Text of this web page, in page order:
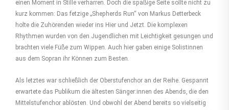
einen Moment in Stille verharren. Doch die spaßige Seite sollte nicht zu
kurz kommen: Das fetzige „Shepherds Run“ von Markus Detterbeck
holte die Zuhörenden wieder ins Hier und Jetzt. Die komplexen
Rhythmen wurden von den Jugendlichen mit Leichtigkeit gesungen und
brachten viele Füße zum Wippen. Auch hier gaben einige Solistinnen
aus dem Sopran ihr Können zum Besten.
Als letztes war schließlich der Oberstufenchor an der Reihe. Gespannt
erwartete das Publikum die ältesten Sänger:innen des Abends, die den
Mittelstufenchor ablösten. Und obwohl der Abend bereits so vielseitig